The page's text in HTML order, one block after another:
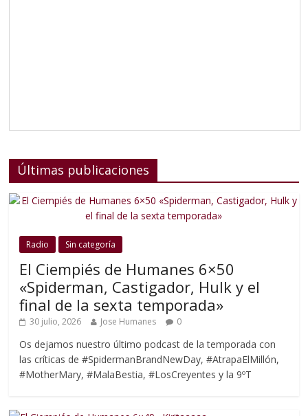
Últimas publicaciones
Radio Sin categoría
El Ciempiés de Humanes 6×50
«Spiderman, Castigador, Hulk y el
final de la sexta temporada»
30 julio, 2026 Jose Humanes 0
Os dejamos nuestro último podcast de la temporada con
las críticas de #SpidermanBrandNewDay, #AtrapaElMillón,
#MotherMary, #MalaBestia, #LosCreyentes y la 9ºT